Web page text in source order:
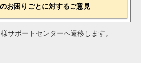
お困りごとに対するご意見
サポートセンターへ遷移します。